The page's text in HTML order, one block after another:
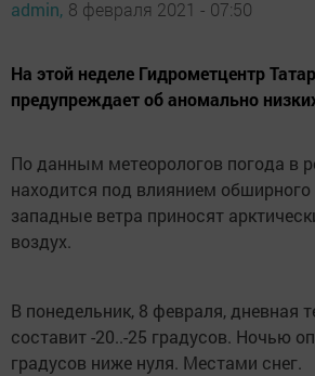
admin, 8 февраля 2021 - 07:50
На этой неделе Гидрометцентр
предупреждает об аномально
По данным метеорологов погода в
находится под влиянием обширного
западные ветра приносят
воздух.
В понедельник, 8 февраля, дневная
составит -20..-25 градусов. Ночью
градусов ниже нуля. Местами снег.